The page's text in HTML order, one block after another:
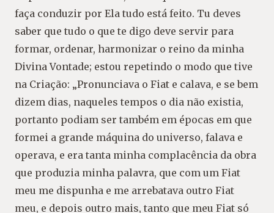
faça conduzir por Ela tudo está feito. Tu deves
saber que tudo o que te digo deve servir para
formar, ordenar, harmonizar o reino da minha
Divina Vontade; estou repetindo o modo que tive
na Criação: „Pronunciava o Fiat e calava, e se bem
dizem dias, naqueles tempos o dia não existia,
portanto podiam ser também em épocas em que
formei a grande máquina do universo, falava e
operava, e era tanta minha complacência da obra
que produzia minha palavra, que com um Fiat
meu me dispunha e me arrebatava outro Fiat
meu, e depois outro mais, tanto que meu Fiat só